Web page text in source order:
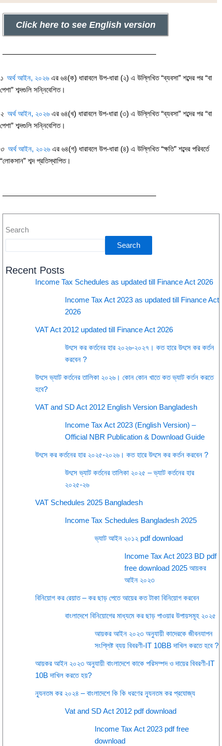
Click here to see English version
১ অর্থ আইন, ২০২৬ এর ৬৪(ক) ধারাবলে উপ-ধারা (২) এ উল্লিখিত “ব্যবসা” শব্দের পর “বা
পেশা” শব্দগুলি সন্নিবেশিত।
২ অর্থ আইন, ২০২৬ এর ৬৪(খ) ধারাবলে উপ-ধারা (৩) এ উল্লিখিত “ব্যবসা” শব্দের পর “বা
পেশা” শব্দগুলি সন্নিবেশিত।
৩ অর্থ আইন, ২০২৬ এর ৬৪(গ) ধারাবলে উপ-ধারা (৪) এ উল্লিখিত “ক্ষতি” শব্দের পরিবর্তে
“লোকসান” শব্দ প্রতিস্থাপিত।
Search
Search
Recent Posts
Income Tax Schedules as updated till Finance Act 2026
Income Tax Act 2023 as updated till Finance Act
2026
VAT Act 2012 updated till Finance Act 2026
উৎসে কর কর্তনের হার ২০২৬-২০২৭। কত হারে উৎসে কর কর্তন
করবেন ?
উৎসে ভ্যাট কর্তনের তালিকা ২০২৬। কোন কোন খাতে কত ভ্যাট কর্তন করতে
হবে?
VAT and SD Act 2012 English Version Bangladesh
Income Tax Act 2023 (English Version) –
Official NBR Publication & Download Guide
উৎসে কর কর্তনের হার ২০২৫-২০২৬। কত হারে উৎসে কর কর্তন করবেন ?
উৎসে ভ্যাট কর্তনের তালিকা ২০২৫ – ভ্যাট কর্তনের হার
২০২৫-২৬
VAT Schedules 2025 Bangladesh
Income Tax Schedules Bangladesh 2025
ভ্যাট আইন ২০১২ pdf download
Income Tax Act 2023 BD pdf
free download 2025 আয়কর
আইন ২০২৩
বিনিয়োগ কর রেয়াত – কর ছাড় পেতে আয়ের কত টাকা বিনিয়োগ করবেন
বাংলাদেশে বিনিয়োগের মাধ্যমে কর ছাড় পাওয়ার উপায়সমূহ ২০২৫
আয়কর আইন ২০২৩ অনুযায়ী কাদেরকে জীবনযাপন
সংশ্লিষ্ট ব্যয় বিবরণী-IT 10BB দাখিল করতে হবে ?
আয়কর আইন ২০২৩ অনুযায়ী বাংলাদেশে কাকে পরিসম্পদ ও দায়ের বিবরণী-IT
10B দাখিল করতে হয়?
ন্যূনতম কর ২০২৪ – বাংলাদেশে কি কি ধরণের ন্যূনতম কর প্রযোজ্য
Vat and SD Act 2012 pdf download
Income Tax Act 2023 pdf free
download